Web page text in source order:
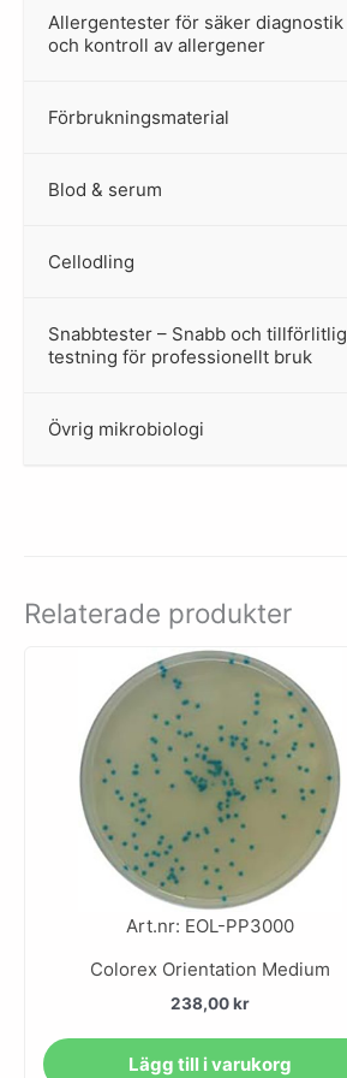
Allergentester för säker diagnostik
och kontroll av allergener
–
Förbrukningsmaterial
Blod & serum
Cellodling
–
Snabbtester – Snabb och tillförlitlig
testning för professionellt bruk
–
Övrig mikrobiologi
–
Relaterade produkter
Art.nr: EOL-PP3000
Colorex Orientation Medium
238,00kr
Lägg till i varukorg